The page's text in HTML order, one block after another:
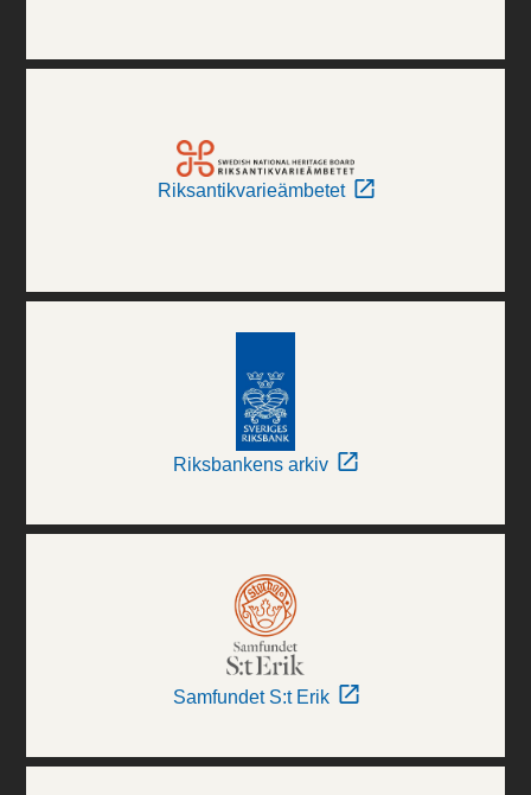
Riksantikvarieämbetet
Riksbankens arkiv
Samfundet S:t Erik